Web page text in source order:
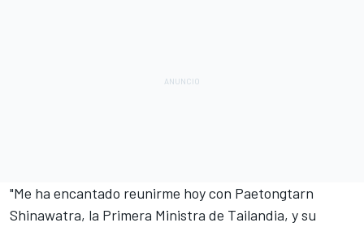
"Me ha encantado reunirme hoy con Paetongtarn
Shinawatra, la Primera Ministra de Tailandia, y su